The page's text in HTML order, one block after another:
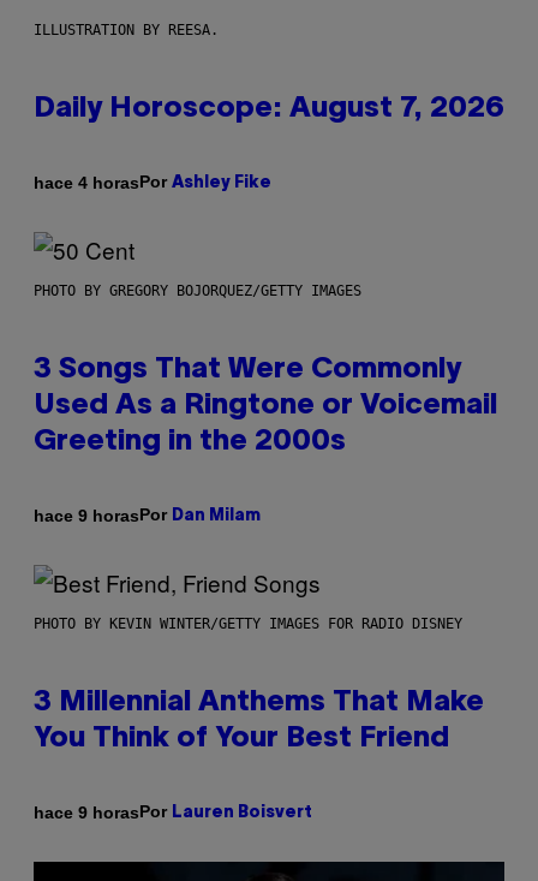
ILLUSTRATION BY REESA.
Daily Horoscope: August 7, 2026
hace 4 horasPor Ashley Fike
PHOTO BY GREGORY BOJORQUEZ/GETTY IMAGES
3 Songs That Were Commonly
Used As a Ringtone or Voicemail
Greeting in the 2000s
hace 9 horasPor Dan Milam
PHOTO BY KEVIN WINTER/GETTY IMAGES FOR RADIO DISNEY
3 Millennial Anthems That Make
You Think of Your Best Friend
hace 9 horasPor Lauren Boisvert